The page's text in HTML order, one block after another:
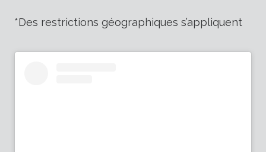
*Des restrictions géographiques s’appliquent